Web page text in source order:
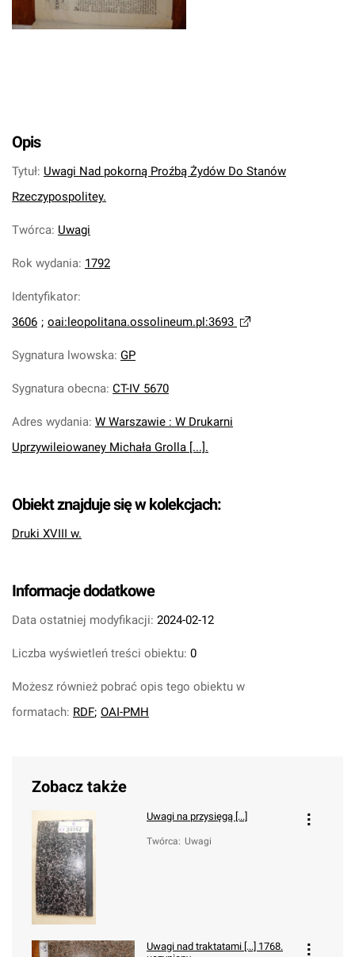
Opis
Tytuł: Uwagi Nad pokorną Proźbą Żydów Do Stanów
Rzeczypospolitey.
Twórca: Uwagi
Rok wydania: 1792
Identyfikator:
3606 ; oai:leopolitana.ossolineum.pl:3693
Sygnatura lwowska: GP
Sygnatura obecna: CT-IV 5670
Adres wydania: W Warszawie : W Drukarni
Uprzywileiowaney Michała Grolla [...].
Obiekt znajduje się w kolekcjach:
Druki XVIII w.
Informacje dodatkowe
Data ostatniej modyfikacji: 2024-02-12
Liczba wyświetleń treści obiektu: 0
Możesz również pobrać opis tego obiektu w
formatach: RDF; OAI-PMH
Zobacz także
Uwagi na przysięgą [...]
Twórca: Uwagi
Uwagi nad traktatami [...] 1768.